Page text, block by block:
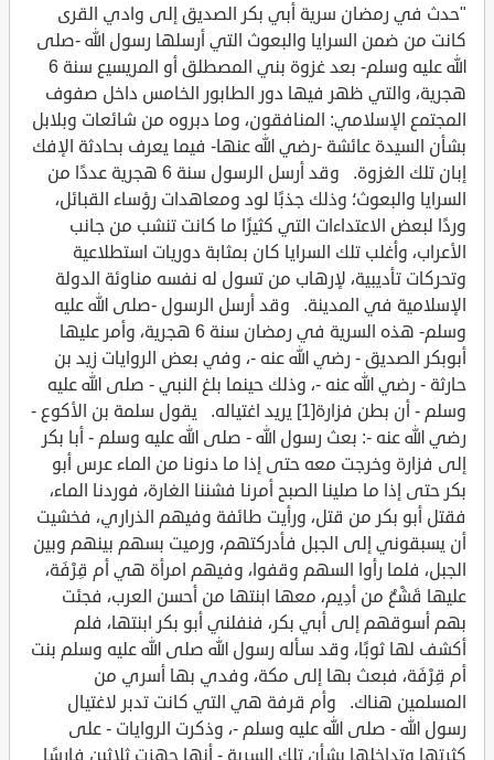
"حدث في رمضان سرية أبي بكر الصديق إلى وادي القرى
كانت من ضمن السرايا والبعوث التي أرسلها رسول الله -صلى
الله عليه وسلم- بعد غزوة بني المصطلق أو المريسيع سنة 6
هجرية، والتي ظهر فيها دور الطابور الخامس داخل صفوف
المجتمع الإسلامي: المنافقون، وما دبروه من شائعات وبلابل
بشأن السيدة عائشة -رضي الله عنها- فيما يعرف بحادثة الإفك
إبان تلك الغزوة. وقد أرسل الرسول سنة 6 هجرية عددًا من
السرايا والبعوث؛ وذلك جذبًا لود ومعاهدات رؤساء القبائل،
وردًا لبعض الاعتداءات التي كثيرًا ما كانت تنشب من جانب
الأعراب، وأغلب تلك السرايا كان بمثابة دوريات استطلاعية
وتحركات تأديبية، لإرهاب من تسول له نفسه مناوئة الدولة
الإسلامية في المدينة. وقد أرسل الرسول -صلى الله عليه
وسلم- هذه السرية في رمضان سنة 6 هجرية، وأمر عليها
أبوبكر الصديق - رضي الله عنه -، وفي بعض الروايات زيد بن
حارثة - رضي الله عنه -، وذلك حينما بلغ النبي - صلى الله عليه
وسلم - أن بطن فزارة[1] يريد اغتياله. يقول سلمة بن الأكوع -
رضي الله عنه -: بعث رسول الله - صلى الله عليه وسلم - أبا بكر
إلى فزارة وخرجت معه حتى إذا ما دنونا من الماء عرس أبو
بكر حتى إذا ما صلينا الصبح أمرنا فشننا الغارة، فوردنا الماء،
فقتل أبو بكر من قتل، ورأيت طائفة وفيهم الذراري، فخشيت
أن يسبقوني إلى الجبل فأدركتهم، ورميت بسهم بينهم وبين
الجبل، فلما رأوا السهم وقفوا، وفيهم امرأة هي أم قِرْفَة،
عليها قَشْعٌ من أدِيم، معها ابنتها من أحسن العرب، فجئت
بهم أسوقهم إلى أبي بكر، فنفلني أبو بكر ابنتها، فلم
أكشف لها ثوبًا، وقد سأله رسول الله صلى الله عليه وسلم بنت
أم قِرْفَة، فبعث بها إلى مكة، وفدي بها أسري من
المسلمين هناك. وأم قرفة هي التي كانت تدبر لاغتيال
رسول الله - صلى الله عليه وسلم -، وذكرت الروايات - على